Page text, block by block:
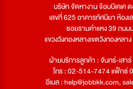
บริษัท จัดหางาน จ๊อบบีเคเค
เลขที่ 625 อาคารทัศนียา ห้อง
ซอยรามคำแหง 39 ถนน
แขวงวังทองหลางเขตวังทองหล
ฝ่ายบริการลูกค้า : จันทร์-เสา
โทร : 02-514-7474 แฟ็กซ์
อีเมล :help@jobbkk.com,